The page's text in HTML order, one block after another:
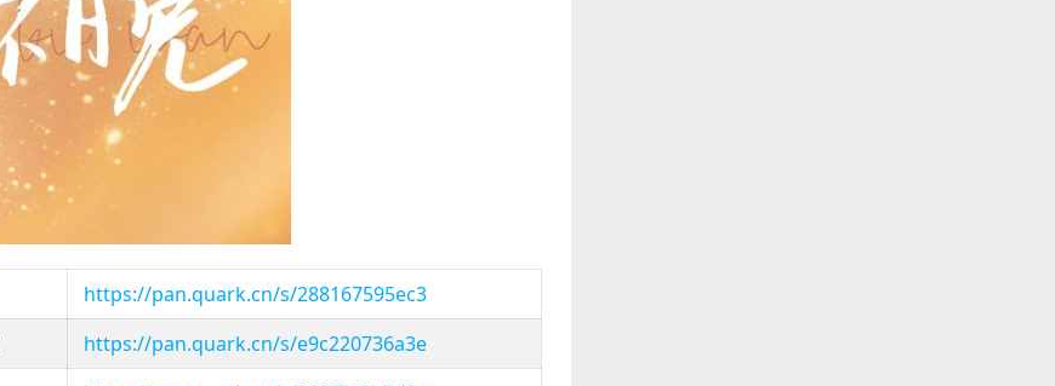
https://pan.quark.cn/s/288167595ec3
https://pan.quark.cn/s/e9c220736a3e